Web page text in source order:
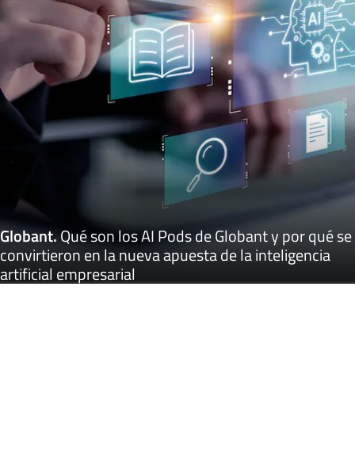
Globant.Qué son los AI Pods de Globant y por qué se
convirtieron en la nueva apuesta de la inteligencia
artificial empresarial